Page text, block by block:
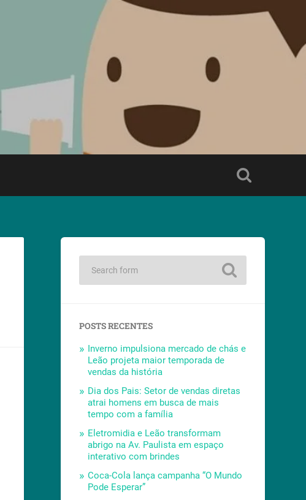
POSTS RECENTES
Inverno impulsiona mercado de chás e
Leão projeta maior temporada de
vendas da história
Dia dos Pais: Setor de vendas diretas
atrai homens em busca de mais
tempo com a família
Eletromidia e Leão transformam
abrigo na Av. Paulista em espaço
interativo com brindes
Coca-Cola lança campanha “O Mundo
Pode Esperar”